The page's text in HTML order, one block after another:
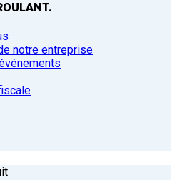
notre entreprise